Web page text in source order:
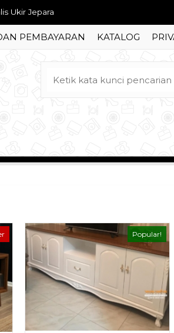
Brown
Ukir Jepara
Ukir Mewah
Pintu Geser
PEMBAYARAN KATALOG
Popular!